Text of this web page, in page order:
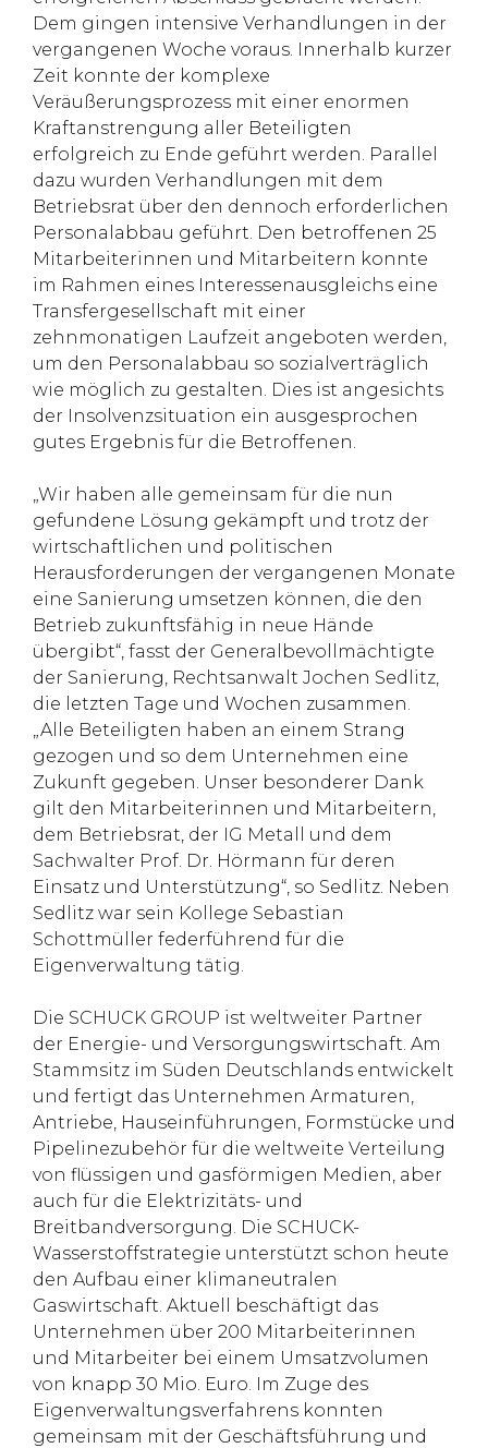
Dem gingen intensive Verhandlungen in der
vergangenen Woche voraus. Innerhalb kurzer
Zeit konnte der komplexe
Veräußerungsprozess mit einer enormen
Kraftanstrengung aller Beteiligten
erfolgreich zu Ende geführt werden. Parallel
dazu wurden Verhandlungen mit dem
Betriebsrat über den dennoch erforderlichen
Personalabbau geführt. Den betroffenen 25
Mitarbeiterinnen und Mitarbeitern konnte
im Rahmen eines Interessenausgleichs eine
Transfergesellschaft mit einer
zehnmonatigen Laufzeit angeboten werden,
um den Personalabbau so sozialverträglich
wie möglich zu gestalten. Dies ist angesichts
der Insolvenzsituation ein ausgesprochen
gutes Ergebnis für die Betroffenen.
„Wir haben alle gemeinsam für die nun
gefundene Lösung gekämpft und trotz der
wirtschaftlichen und politischen
Herausforderungen der vergangenen Monate
eine Sanierung umsetzen können, die den
Betrieb zukunftsfähig in neue Hände
übergibt“, fasst der Generalbevollmächtigte
der Sanierung, Rechtsanwalt Jochen Sedlitz,
die letzten Tage und Wochen zusammen.
„Alle Beteiligten haben an einem Strang
gezogen und so dem Unternehmen eine
Zukunft gegeben. Unser besonderer Dank
gilt den Mitarbeiterinnen und Mitarbeitern,
dem Betriebsrat, der IG Metall und dem
Sachwalter Prof. Dr. Hörmann für deren
Einsatz und Unterstützung“, so Sedlitz. Neben
Sedlitz war sein Kollege Sebastian
Schottmüller federführend für die
Eigenverwaltung tätig.
Die SCHUCK GROUP ist weltweiter Partner
der Energie- und Versorgungswirtschaft. Am
Stammsitz im Süden Deutschlands entwickelt
und fertigt das Unternehmen Armaturen,
Antriebe, Hauseinführungen, Formstücke und
Pipelinezubehör für die weltweite Verteilung
von flüssigen und gasförmigen Medien, aber
auch für die Elektrizitäts- und
Breitbandversorgung. Die SCHUCK-
Wasserstoffstrategie unterstützt schon heute
den Aufbau einer klimaneutralen
Gaswirtschaft. Aktuell beschäftigt das
Unternehmen über 200 Mitarbeiterinnen
und Mitarbeiter bei einem Umsatzvolumen
von knapp 30 Mio. Euro. Im Zuge des
Eigenverwaltungsverfahrens konnten
gemeinsam mit der Geschäftsführung und